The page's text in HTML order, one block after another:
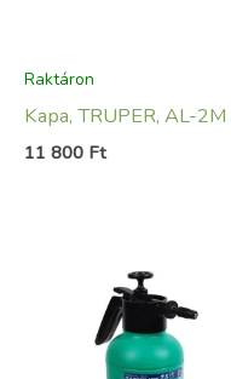
Raktáron
Kapa, TRUPER, AL-2M
11 800 Ft